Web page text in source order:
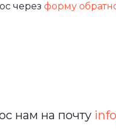
через форму
нам на почту